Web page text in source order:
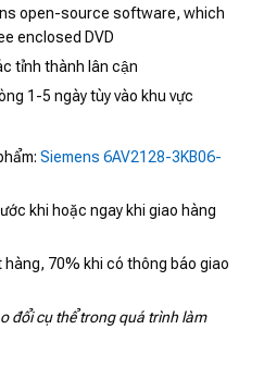
open-source software, which
enclosed DVD
tỉnh thành lân cận
1-5 ngày tùy vào khu vực
Siemens 6AV2128-3KB06-
khi hoặc ngay khi giao hàng
hàng, 70% khi có thông báo giao
đổi cụ thể trong quá trình làm